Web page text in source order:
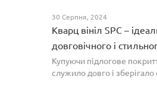
30 Серпня, 2024
Кварц вініл SPC –
довговічного і
PROFLOOR
Купуючи підлогове
служило довго і